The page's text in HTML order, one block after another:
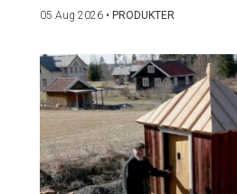
05 Aug 2026 • PRODUKTER